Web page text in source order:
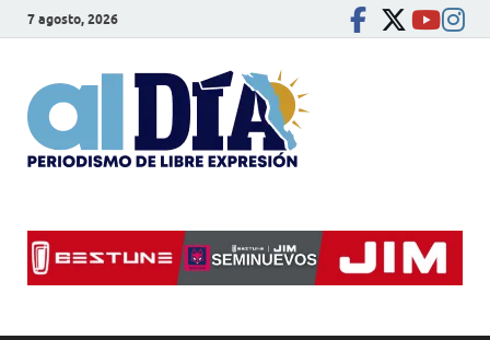
7 agosto, 2026